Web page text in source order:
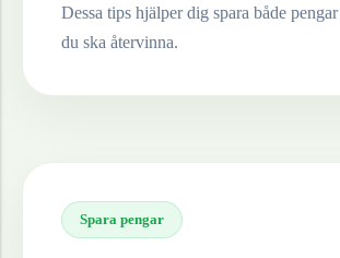
Dessa tips hjälper dig spara både
du ska återvinna.
Spara pengar